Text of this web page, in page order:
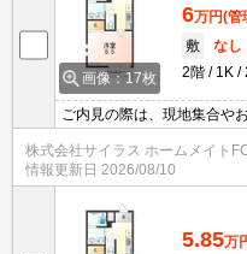
画像：17枚
6万円(管
敷
なし
2階
1K
ご内見の際は、現地集合や
です♪初期費用のご予算が
能ですのでご安心してお部
株式会社サイラス ホームメイト
情報更新日 2026/08/10
5.85万